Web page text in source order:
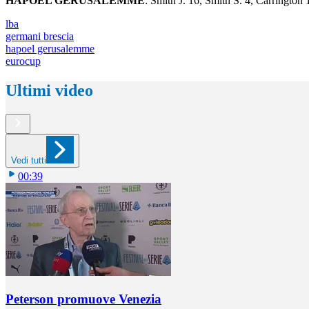
lba
germani brescia
hapoel gerusalemme
eurocup
Ultimi video
Vedi tutti
00:39
Peterson promuove Venezia